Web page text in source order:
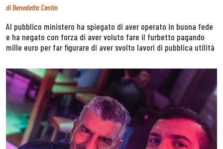
diBenedetta Centin
Al pubblico ministero ha spiegato di aver operato in buona fede
e ha negato con forza di aver voluto fare il furbetto pagando
mille euro per far figurare di aver svolto lavori di pubblica utilità